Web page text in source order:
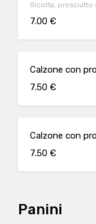
Ricotta,
7.00 €
Calzone con
7.50 €
Calzone con
7.50 €
Panini